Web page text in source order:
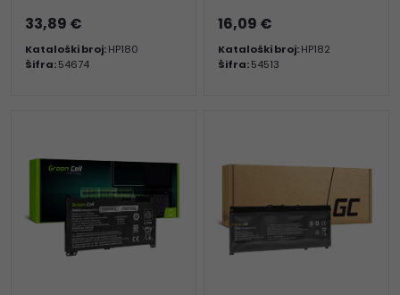
33,89 €
Kataloški broj:HP180
Šifra:54674
16,09 €
Kataloški broj:HP182
Šifra:54513